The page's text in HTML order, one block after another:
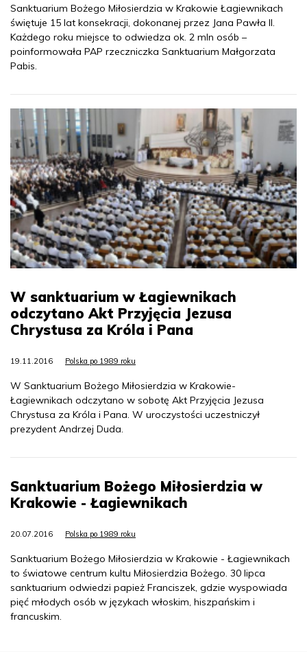
Sanktuarium Bożego Miłosierdzia w Krakowie Łagiewnikach
świętuje 15 lat konsekracji, dokonanej przez Jana Pawła II.
Każdego roku miejsce to odwiedza ok. 2 mln osób –
poinformowała PAP rzeczniczka Sanktuarium Małgorzata
Pabis.
W sanktuarium w Łagiewnikach
odczytano Akt Przyjęcia Jezusa
Chrystusa za Króla i Pana
19.11.2016 Polska po 1989 roku
W Sanktuarium Bożego Miłosierdzia w Krakowie-
Łagiewnikach odczytano w sobotę Akt Przyjęcia Jezusa
Chrystusa za Króla i Pana. W uroczystości uczestniczył
prezydent Andrzej Duda.
Sanktuarium Bożego Miłosierdzia w
Krakowie - Łagiewnikach
20.07.2016 Polska po 1989 roku
Sanktuarium Bożego Miłosierdzia w Krakowie - Łagiewnikach
to światowe centrum kultu Miłosierdzia Bożego. 30 lipca
sanktuarium odwiedzi papież Franciszek, gdzie wyspowiada
pięć młodych osób w językach włoskim, hiszpańskim i
francuskim.